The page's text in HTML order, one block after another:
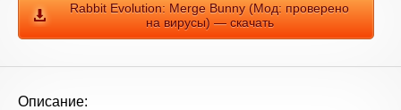
Rabbit Evolution: Merge Bunny (Мод: проверено
на вирусы) — скачать
Описание: